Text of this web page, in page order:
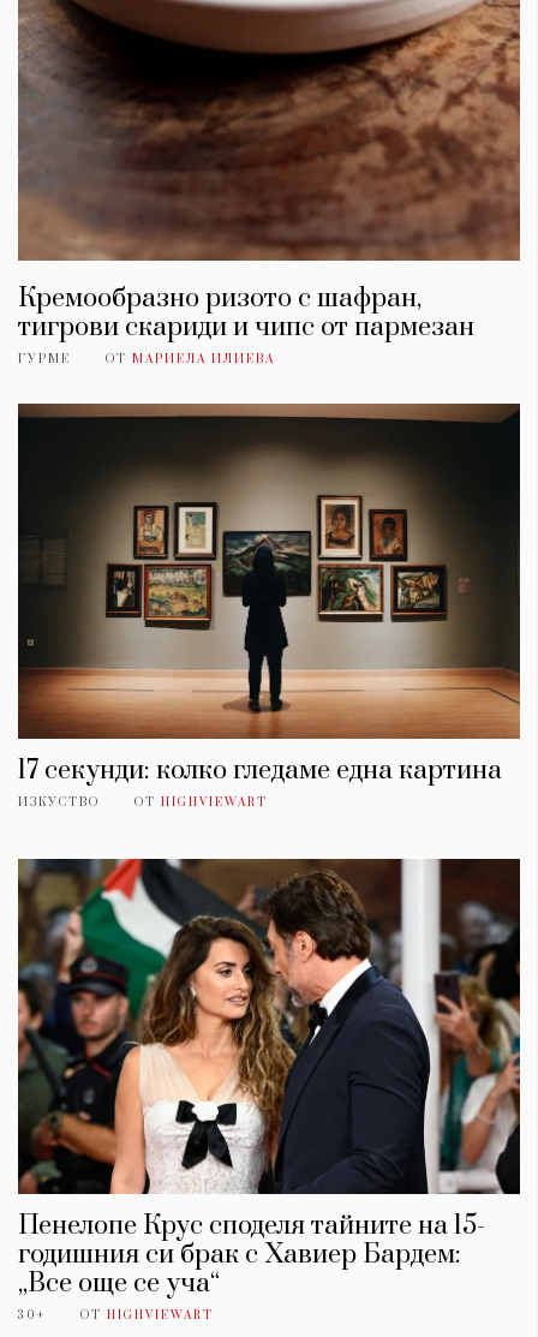
Кремообразно ризото с шафран,
тигрови скариди и чипс от пармезан
ГУРМЕ ОТ МАРИЕЛА ИЛИЕВА
17 секунди: колко гледаме една картина
ИЗКУСТВО ОТ HIGHVIEWART
Пенелопе Крус споделя тайните на 15-
годишния си брак с Хавиер Бардем:
„Все още се уча“
30+ ОТ HIGHVIEWART